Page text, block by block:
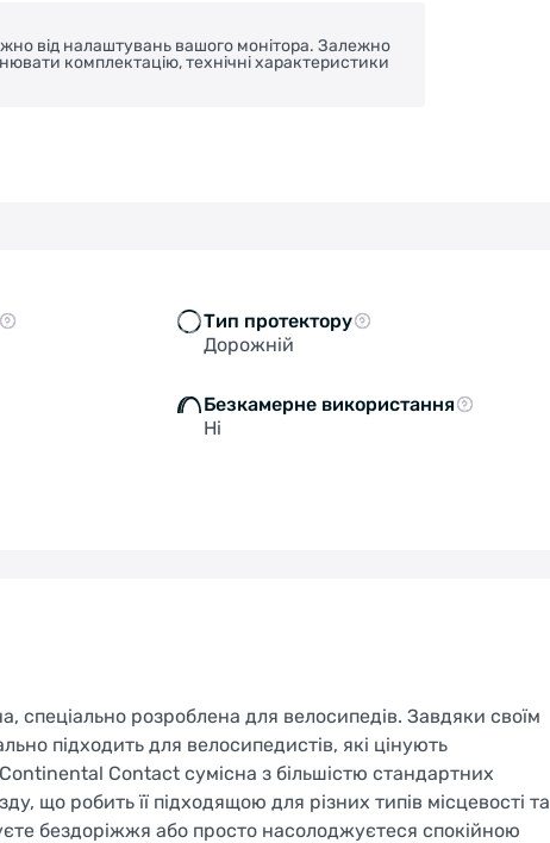
від налаштувань вашого монітора. Залежно
комплектацію, технічні характеристики
Тип протектору
Дорожній
Безкамерне використання
Ні
розроблена для велосипедів. Завдяки своїм
підходить для велосипедистів, які цінують
Contact сумісна з більшістю стандартних
що робить її підходящою для різних типів місцевості та
бездоріжжя або просто насолоджуєтеся спокійною